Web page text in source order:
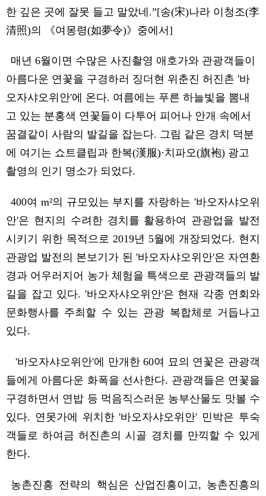
한 깊은 곳에 잘못 들고 말았네.”[송(宋)나라 이청조(李
清照)의 《여몽령(如夢令)》 중에서]
매년 6월이면 수많은 사진촬영 애호가와 관광객들이
아름다운 연꽃을 구경하러 징더현 위춘진 허진촌 '바
오자샤오위안'에 온다. 여름에는 푸른 하늘빛을 뽐내
고 있는 분홍색 연꽃들이 다투어 피어나 안개 속에서
꿈결같이 사람의 발길을 잡는다. 그림 같은 경치 덕분
에 여기는 쇼트클립과 한복(漢服)·치파오(旗袍) 광고
촬영의 인기 명소가 되었다.
400여 m²의 규모있는 부지 를 자랑하는'바오자샤오위
안'은 현지의 수려한경치를 활용하여 관광업을 발전
시키기 위 한 목적으로 2019년 5월에 개장되었다. 현지
관광업 발전의 본보기가 된 '바오자샤오위안'은 자연환
경과 어우러지어 농가 체험을 특색으로 관광객들의 발
길을 잡고 있다. '바오자샤오위안'은 현재 각종 연회와
문화행사를 주최할 수 있는 관광 복합체 로 거듭나고
있다.
'바오자샤오위안'에 만개한60여 묘의 연꽃은 관광객
들에게 아름다운 화폭을 선사한다. 관광객들은 연꽃을
구경하면서 연밥 등 먹음직스러운 농부산물도 맛볼 수
있다. 연못가에 위치한'바오자샤오위안' 민박은 투숙
객들로 하여금허진촌의 시골 경치를 만끽할 수 있게
한다.
농촌진흥 전략의 핵심은 산업진흥이고 , 농촌진흥의